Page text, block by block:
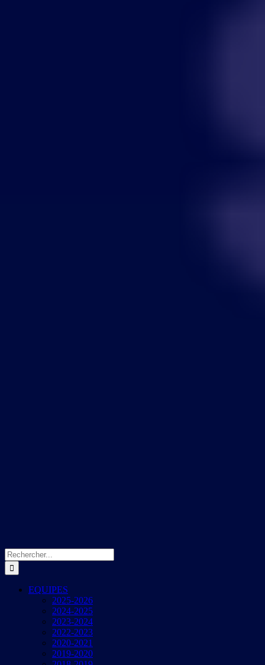
Rechercher:
EQUIPES
2025-2026
2024-2025
2023-2024
2022-2023
2020-2021
2019-2020